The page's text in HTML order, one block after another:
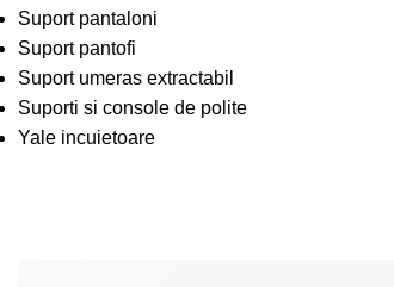
Suport pantaloni
Suport pantofi
Suport umeras extractabil
Suporti si console de polite
Yale incuietoare